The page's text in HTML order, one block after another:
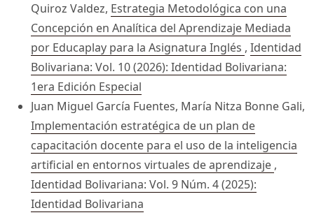
Quiroz Valdez, Estrategia Metodológica con una
Concepción en Analítica del Aprendizaje Mediada
por Educaplay para la Asignatura Inglés , Identidad
Bolivariana: Vol. 10 (2026): Identidad Bolivariana:
1era Edición Especial
Juan Miguel García Fuentes, María Nitza Bonne Gali,
Implementación estratégica de un plan de
capacitación docente para el uso de la inteligencia
artificial en entornos virtuales de aprendizaje ,
Identidad Bolivariana: Vol. 9 Núm. 4 (2025):
Identidad Bolivariana